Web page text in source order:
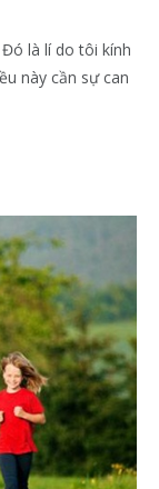
là lí do tôi kính
này cần sự can